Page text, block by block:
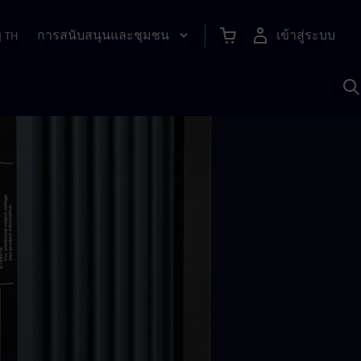
TH การสนับสนุนและชุมชน
เข้าสู่ระบบ